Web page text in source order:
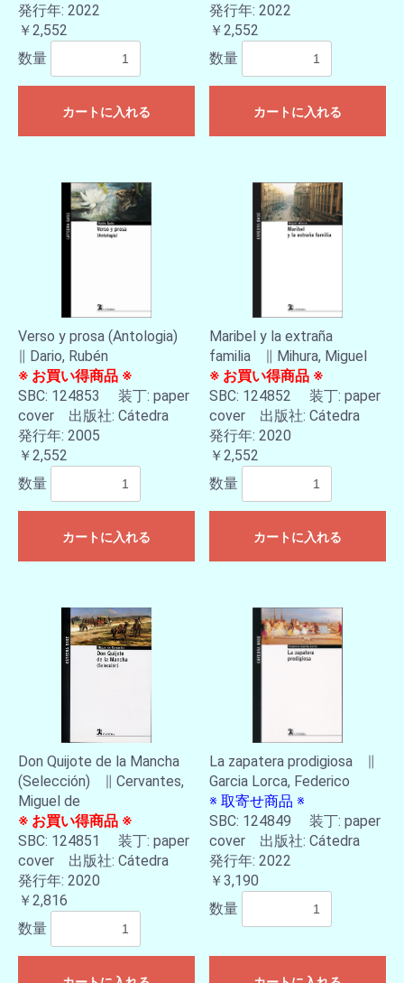
発行年: 2022
￥2,552
数量
カートに入れる
発行年: 2022
￥2,552
数量
カートに入れる
Verso y prosa (Antologia)
∥ Dario, Rubén
※ お買い得商品 ※
SBC: 124853 装丁: paper
cover 出版社: Cátedra
発行年: 2005
￥2,552
数量
カートに入れる
Maribel y la extraña
familia ∥ Mihura, Miguel
※ お買い得商品 ※
SBC: 124852 装丁: paper
cover 出版社: Cátedra
発行年: 2020
￥2,552
数量
カートに入れる
Don Quijote de la Mancha
(Selección) ∥ Cervantes,
Miguel de
※ お買い得商品 ※
SBC: 124851 装丁: paper
cover 出版社: Cátedra
発行年: 2020
￥2,816
数量
La zapatera prodigiosa ∥
Garcia Lorca, Federico
※ 取寄せ商品 ※
SBC: 124849 装丁: paper
cover 出版社: Cátedra
発行年: 2022
￥3,190
数量